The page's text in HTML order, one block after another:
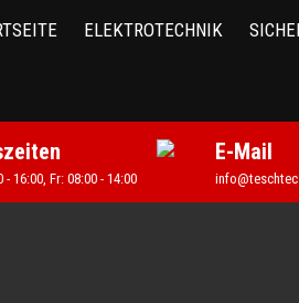
ELEKTROTECHNIK
- 16:00, Fr: 08:00 - 14:00
E-Mail